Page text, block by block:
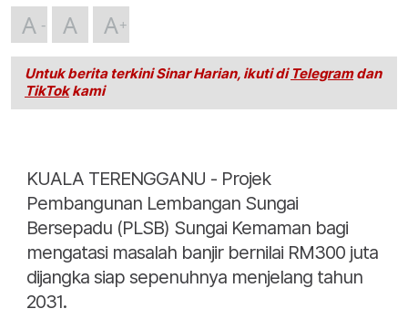
A A A
Untuk berita terkini Sinar Harian, ikuti di Telegramdan
TikTokkami
KUALA TERENGGANU - Projek
Pembangunan Lembangan Sungai
Bersepadu (PLSB) Sungai Kemaman bagi
mengatasi masalah banjir bernilai RM300 juta
dijangka siap sepenuhnya menjelang tahun
2031.